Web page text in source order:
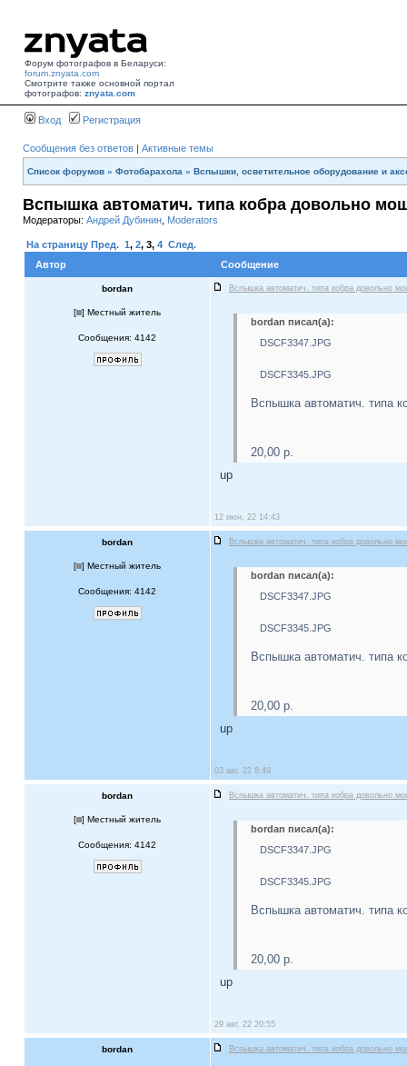
Форум фотографов в Беларуси:
forum.znyata.com
Смотрите также основной портал
фотографов: znyata.com
Вход Регистрация
Сообщения без ответов | Активные темы
Список форумов » Фотобарахола » Вспышки, осветительное оборудование и
Вспышка автоматич. типа кобра довольно
Модераторы: Андрей Дубинин Moderators
На страницу Пред. 1, 2, 3, 4 След.
Автор
Сообщение
bordan Вспышка автоматич. типа кобра довольно
[ ] Местный житель
Сообщения: 4142
bordan писал(а):
DSCF3347.JPG
DSCF3345.JPG
Вспышка автоматич. типа
20,00 р.
up
12 июн, 22 14:43
bordan Вспышка автоматич. типа кобра довольно
[ ] Местный житель
Сообщения: 4142
bordan писал(а):
DSCF3347.JPG
DSCF3345.JPG
Вспышка автоматич. типа
20,00 р.
up
03 авг, 22 8:49
bordan Вспышка автоматич. типа кобра довольно
[ ] Местный житель
Сообщения: 4142
bordan писал(а):
DSCF3347.JPG
DSCF3345.JPG
Вспышка автоматич. типа
20,00 р.
up
29 авг, 22 20:55
bordan Вспышка автоматич. типа кобра довольно